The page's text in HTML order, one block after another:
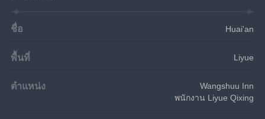
ชื่อ Huai'an
พื้นที่ Liyue
ตำแหน่ง
Wangshuu Inn
พนักงาน Liyue Qixing